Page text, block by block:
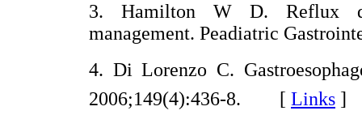
3. Hamilton W D. Reflux
management. Peadiatric
4. Di Lorenzo C.
2006;149(4):436-8. [ Links ]